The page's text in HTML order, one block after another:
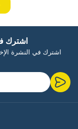
اشترك
اشترك في النشرة